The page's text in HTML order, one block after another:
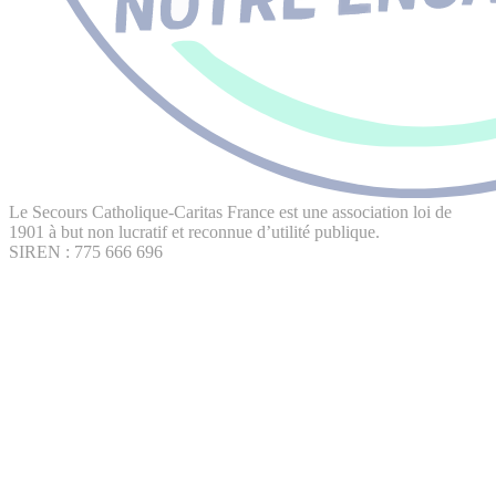
Le Secours Catholique-Caritas France est une association loi de
1901 à but non lucratif et reconnue d’utilité publique.
SIREN : 775 666 696